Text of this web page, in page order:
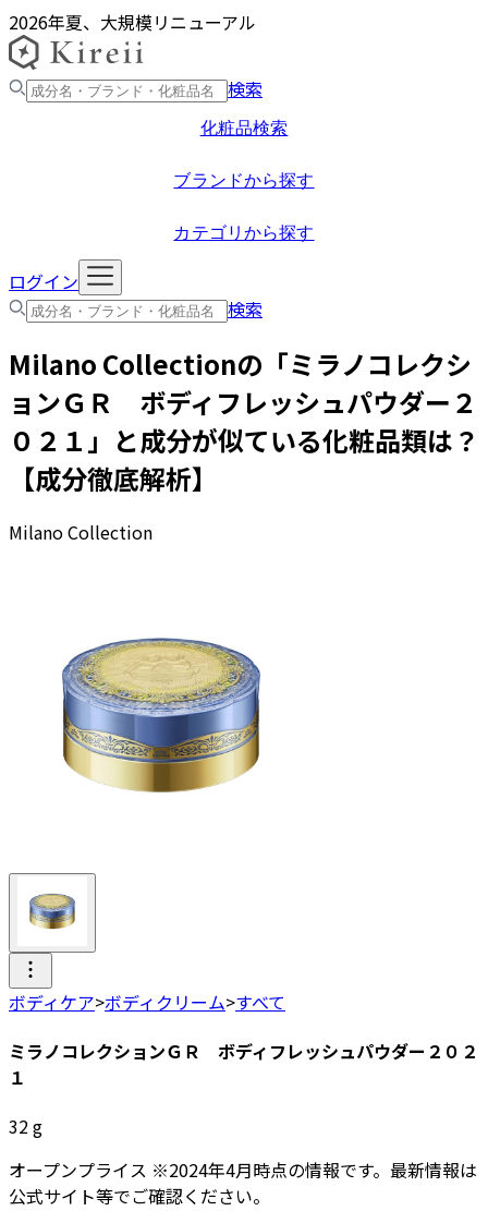
2026年夏、大規模リニューアル
検索
化粧品検索
ブランドから探す
カテゴリから探す
ログイン
検索
Milano Collectionの「ミラノコレクシ
ョンＧＲ ボディフレッシュパウダー２
０２１ 」と成分が似ている化粧品類は？
【成分徹底解析】
Milano Collection
ボディケア>ボディクリーム>すべて
ミラノコレクションＧＲ ボディフレッシュパウダー２０２
１
32g
オープンプライス ※2024年4月時点の情報です。最新情報は
公式サイト等でご確認ください。